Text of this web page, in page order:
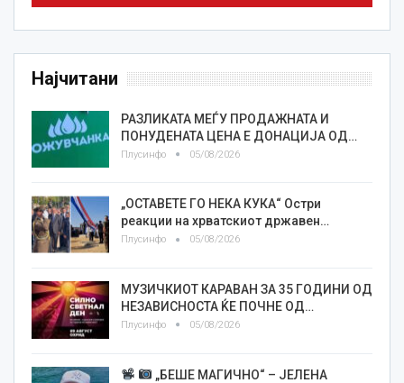
Најчитани
РАЗЛИКАТА МЕЃУ ПРОДАЖНАТА И
ПОНУДЕНАТА ЦЕНА Е ДОНАЦИЈА ОД…
Плусинфо 05/08/2026
„ОСТАВЕТЕ ГО НЕКА КУКА“ Остри
реакции на хрватскиот државен…
Плусинфо 05/08/2026
МУЗИЧКИОТ КАРАВАН ЗА 35 ГОДИНИ ОД
НЕЗАВИСНОСТА ЌЕ ПОЧНЕ ОД…
Плусинфо 05/08/2026
„БЕШЕ МАГИЧНО“ – ЈЕЛЕНА